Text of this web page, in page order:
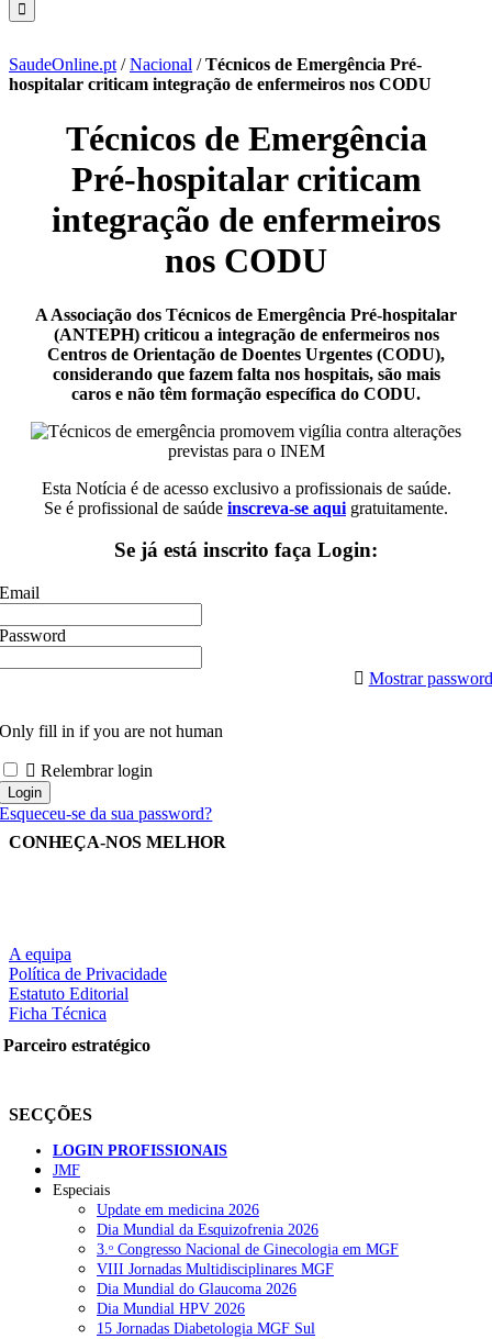
SaudeOnline.pt /Nacional /Técnicos de Emergência Pré-
hospitalar criticam integração de enfermeiros nos CODU
Técnicos de Emergência
Pré-hospitalar criticam
integração de enfermeiros
nos CODU
A Associação dos Técnicos de Emergência Pré-hospitalar
(ANTEPH) criticou a integração de enfermeiros nos
Centros de Orientação de Doentes Urgentes (CODU),
considerando que fazem falta nos hospitais, são mais
caros e não têm formação específica do CODU.
Esta Notícia é de acesso exclusivo a profissionais de saúde.
Se é profissional de saúde inscreva-se aqui gratuitamente.
Se já está inscrito faça Login:
Email
Password
Mostrar password
Only fill in if you are not human
Relembrar login
Esqueceu-se da sua password?
CONHEÇA-NOS MELHOR
A equipa
Política de Privacidade
Estatuto Editorial
Ficha Técnica
Parceiro estratégico
SECÇÕES
LOGIN PROFISSIONAIS
JMF
Especiais
Update em medicina 2026
Dia Mundial da Esquizofrenia 2026
3.ᵒ Congresso Nacional de Ginecologia em MGF
VIII Jornadas Multidisciplinares MGF
Dia Mundial do Glaucoma 2026
Dia Mundial HPV 2026
15 Jornadas Diabetologia MGF Sul